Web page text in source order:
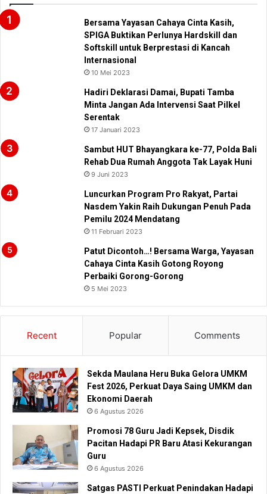
Bersama Yayasan Cahaya Cinta Kasih,
SPIGA Buktikan Perlunya Hardskill dan
Softskill untuk Berprestasi di Kancah
Internasional
10 Mei 2023
Hadiri Deklarasi Damai, Bupati Tamba
Minta Jangan Ada Intervensi Saat Pilkel
Serentak
17 Januari 2023
Sambut HUT Bhayangkara ke-77, Polda Bali
Rehab Dua Rumah Anggota Tak Layak Huni
9 Juni 2023
Luncurkan Program Pro Rakyat, Partai
Nasdem Yakin Raih Dukungan Penuh Pada
Pemilu 2024 Mendatang
11 Februari 2023
Patut Dicontoh…! Bersama Warga, Yayasan
Cahaya Cinta Kasih Gotong Royong
Perbaiki Gorong-Gorong
5 Mei 2023
Recent Popular Comments
Sekda Maulana Heru Buka Gelora UMKM
Fest 2026, Perkuat Daya Saing UMKM dan
Ekonomi Daerah
6 Agustus 2026
Promosi 78 Guru Jadi Kepsek, Disdik
Pacitan Hadapi PR Baru Atasi Kekurangan
Guru
6 Agustus 2026
Satgas PASTI Perkuat Penindakan Hadapi